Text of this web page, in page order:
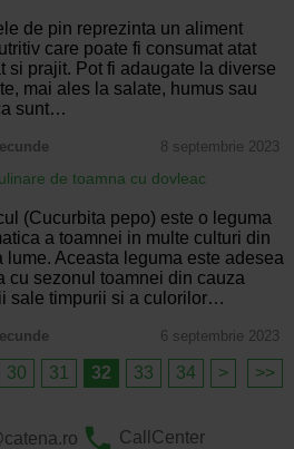
de pin reprezinta un aliment
care poate fi consumat atat
si prajit. Pot fi adaugate la diverse
mai ales la salate, humus sau
sunt…
8 septembrie 2023
de toamna cu dovleac
(Cucurbita pepo) este o leguma
a toamnei in multe culturi din
lume. Aceasta leguma este adesea
cu sezonul toamnei din cauza
sale timpurii si a culorilor…
6 septembrie 2023
30 31 32 33 34 > >>
CallCenter